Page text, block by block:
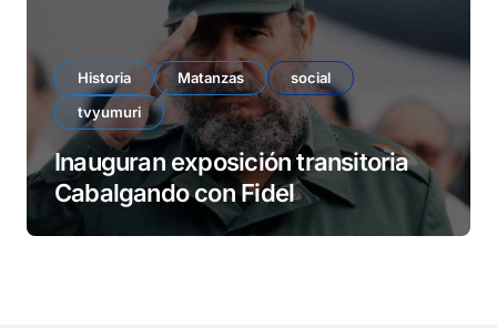
Historia Matanzas
social
tvyumuri
Inauguran exposición transitoria
Cabalgando con Fidel